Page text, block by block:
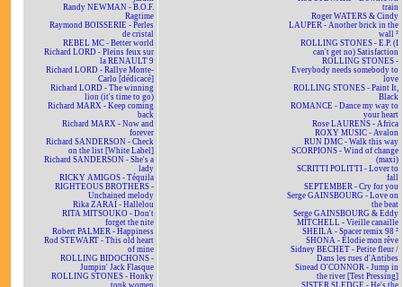
Randy NEWMAN - B.O.F.
Ragtime
Raymond BOISSERIE - Perles
de cristal
REBEL MC - Better world
Richard LORD - Pleins feux sur
la RENAULT 9
Richard LORD - Rallye Monte-
Carlo [dédicacé]
Richard LORD - The winning
lion (it's time to go)
Richard MARX - Keep coming
back
Richard MARX - Now and
forever
Richard SANDERSON - Check
on the list [White Label]
Richard SANDERSON - She's a
lady
RICKY AMIGOS - Téquila
RIGHTEOUS BROTHERS -
Unchained melody
Rika ZARAÏ - Hallelou
RITA MITSOUKO - Don't
forget the nite
Robert PALMER - Happiness
Rod STEWART - This old heart
of mine
ROLLING BIDOCHONS -
Jumpin' Jack Flasque
ROLLING STONES - Honky
tonk women
train
Roger WATERS & Cindy
LAUPER - Another brick in the
wall ²
ROLLING STONES - E.P. (I
can't get no) Satisfaction
ROLLING STONES -
Everybody needs somebody to
love
ROLLING STONES - Paint It,
Black
ROMANCE - Dance my way to
your heart
Rose LAURENS - Africa
ROXY MUSIC - Avalon
RUN DMC - Walk this way
SCORPIONS - Wind of change
(maxi)
SCRITTI POLITTI - Lover to
fall
SEPTEMBER - Cry for you
Serge GAINSBOURG - Love on
the beat
Serge GAINSBOURG & Eddy
MITCHELL - Vieille canaille
SHEILA - Spacer remix 98 ²
SHONA - Elodie mon rêve
Sidney BECHET - Petite fleur /
Dans les rues d'Antibes
Sinead O'CONNOR - Jump in
the river [Test Pressing]
SISTER SLEDGE - He's the